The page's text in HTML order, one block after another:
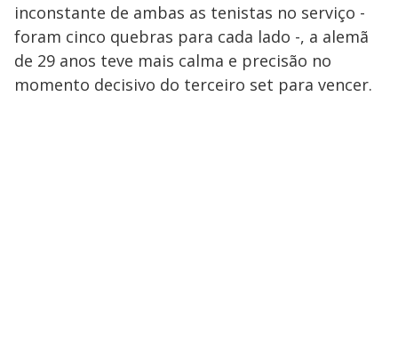
inconstante de ambas as tenistas no serviço -
foram cinco quebras para cada lado -, a alemã
de 29 anos teve mais calma e precisão no
momento decisivo do terceiro set para vencer.